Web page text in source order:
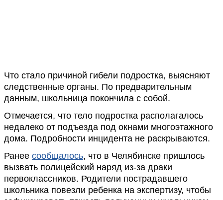
Что стало причиной гибели подростка, выясняют
следственные органы. По предварительным
данным, школьница покончила с собой.
Отмечается, что тело подростка располагалось
недалеко от подъезда под окнами многоэтажного
дома. Подробности инцидента не раскрываются.
Ранее сообщалось, что в Челябинске пришлось
вызвать полицейский наряд из-за драки
первоклассников. Родители пострадавшего
школьника повезли ребенка на экспертизу, чтобы